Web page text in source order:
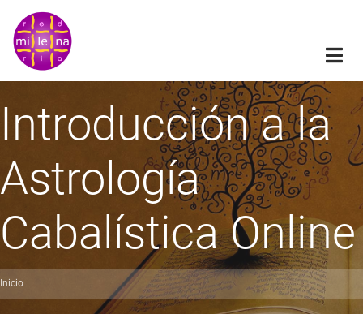
Pasar
contenido
principal
Introducción a la
Astrología
Cabalística Online
Inicio